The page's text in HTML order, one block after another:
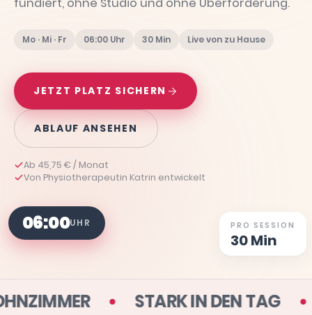
Mo · Mi · Fr 06:00 Uhr 30 Min Live von zu Hause
JETZT PLATZ SICHERN
ABLAUF ANSEHEN
Ab 45,75 € / Monat
Von Physiotherapeutin Katrin entwickelt
06:00UHR PRO SESSION
30 Min
WOHNZIMMER STARK IN